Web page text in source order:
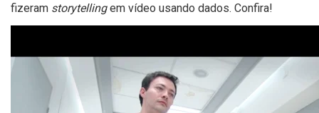
fizeram storytellingem vídeo usando dados. Confira!